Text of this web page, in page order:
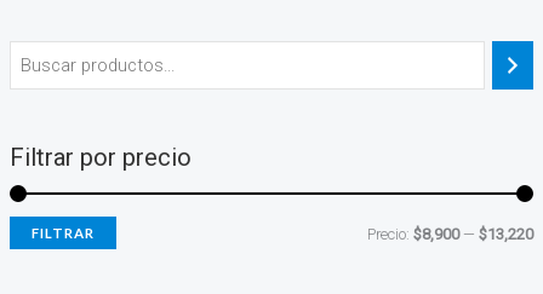
Filtrar por precio
FILTRAR Precio:$8,900—$13,220